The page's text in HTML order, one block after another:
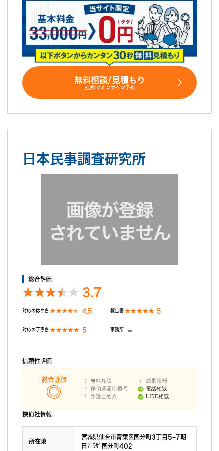
当社では、経歴10年以上のベテランカウンセラーが多数在籍しています。
その結果、98% (2023年度) という非常に高い満足度をいただくことができ
これからも、お客様が「そよかぜ」 のような穏やかな日常をとりもどせるよ
うに、誠実に調査いたします。
そよかぜ探偵事務所に、どうぞお気軽にご相談ください。
無料相談/見積もり
30秒でオンライン予約
日本民事調査研究所
総合評価
3.7
対応のはやさ 4.5 報告書 5
対応の丁寧さ 5 事務所 -
信頼性評価
総合評価
無料相談
探偵業届出番号
弁護士紹介
成果報酬
電話相談
LINE相談
探偵社情報
所在地
宮城県仙台市青葉区国分町3丁目5−7朝
日ﾌﾟﾗｻﾞ国分町402